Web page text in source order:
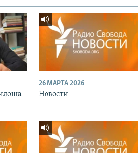
26 МАРТА 2026
Новости